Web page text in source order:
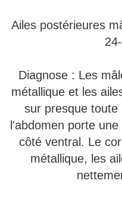
Ailes postérieures
Diagnose : Les
métallique et les
sur presque toute
l'abdomen porte
côté ventral. Le
métallique, les